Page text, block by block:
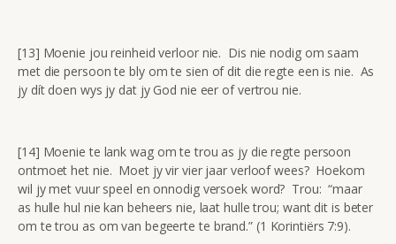
[13] Moenie jou reinheid verloor nie. Dis nie nodig om saam
met die persoon te bly om te sien of dit die regte een is nie. As
jy dít doen wys jy dat jy God nie eer of vertrou nie.
[14] Moenie te lank wag om te trou as jy die regte persoon
ontmoet het nie. Moet jy vir vier jaar verloof wees? Hoekom
wil jy met vuur speel en onnodig versoek word? Trou: “maar
as hulle hul nie kan beheers nie, laat hulle trou; want dit is beter
om te trou as om van begeerte te brand.” (1 Korintiërs 7:9).